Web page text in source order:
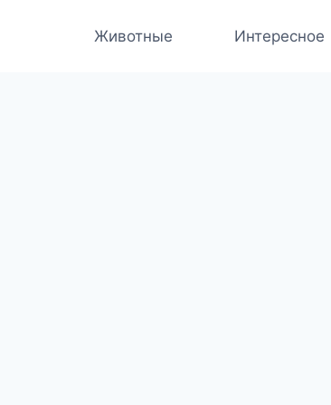
Животные Интересное